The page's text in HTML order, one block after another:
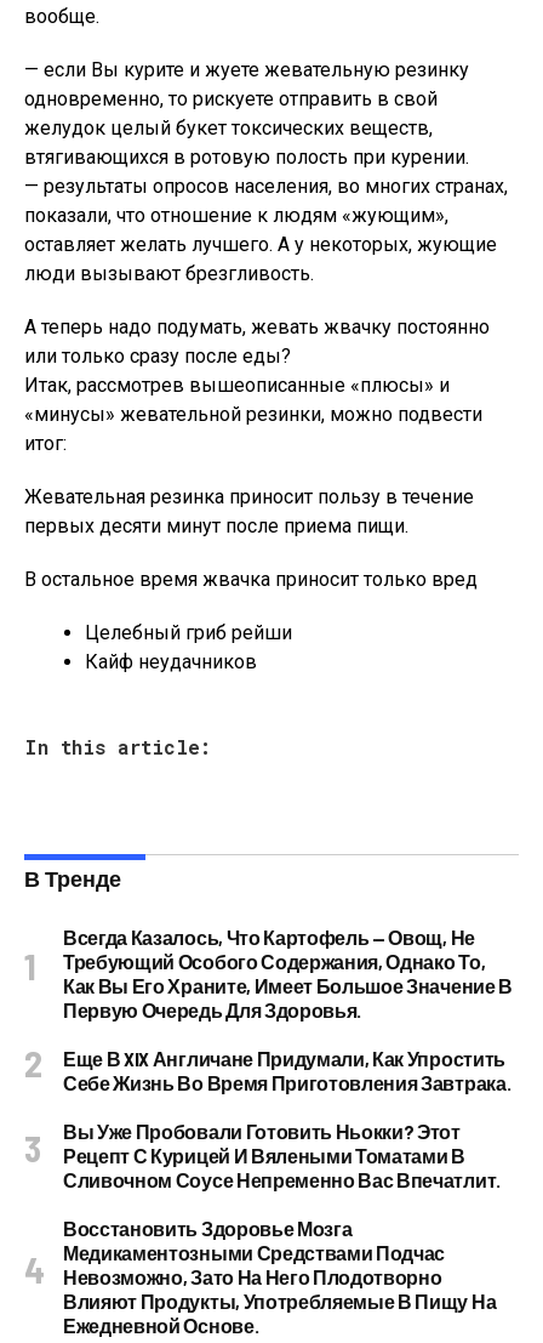
вообще.
— если Вы курите и жуете жевательную резинку
одновременно, то рискуете отправить в свой
желудок целый букет токсических веществ,
втягивающихся в ротовую полость при курении.
— результаты опросов населения, во многих странах,
показали, что отношение к людям «жующим»,
оставляет желать лучшего. А у некоторых, жующие
люди вызывают брезгливость.
А теперь надо подумать, жевать жвачку постоянно
или только сразу после еды?
Итак, рассмотрев вышеописанные «плюсы» и
«минусы» жевательной резинки, можно подвести
итог:
Жевательная резинка приносит пользу в течение
первых десяти минут после приема пищи.
В остальное время жвачка приносит только вред
Целебный гриб рейши
Кайф неудачников
In this article:
В Тренде
Всегда Казалось, Что Картофель — Овощ, Не
Требующий Особого Содержания, Однако То,
Как Вы Его Храните, Имеет Большое Значение В
Первую Очередь Для Здоровья.
Еще В XIX Англичане Придумали, Как Упростить
Себе Жизнь Во Время Приготовления Завтрака.
Вы Уже Пробовали Готовить Ньокки? Этот
Рецепт С Курицей И Вялеными Томатами В
Сливочном Соусе Непременно Вас Впечатлит.
Восстановить Здоровье Мозга
Медикаментозными Средствами Подчас
Невозможно, Зато На Него Плодотворно
Влияют Продукты, Употребляемые В Пищу На
Ежедневной Основе.